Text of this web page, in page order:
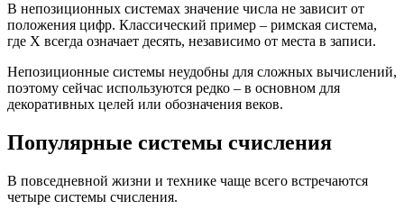
В непозиционных системах значение числа не зависит от
положения цифр. Классический пример – римская система,
где X всегда означает десять, независимо от места в записи.
Непозиционные системы неудобны для сложных вычислений,
поэтому сейчас используются редко – в основном для
декоративных целей или обозначения веков.
Популярные системы счисления
В повседневной жизни и технике чаще всего встречаются
четыре системы счисления.